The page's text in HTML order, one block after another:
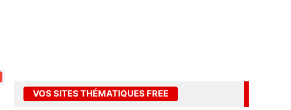
VOS SITES THÉMATIQUES FREE